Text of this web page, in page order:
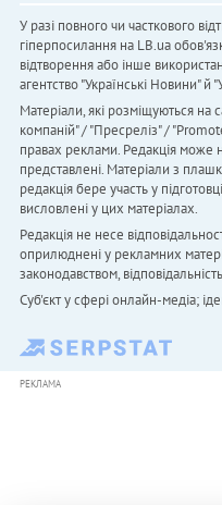
У разі повного чи часткового
гіперпосилання на LB.ua
відтворення або інше
агентство "Українськi Новини" й
Матеріали, які розміщуються на
компаній" / "Пресреліз" /
правах реклами. Редакція може
представлені. Матеріали з
редакція бере участь у
висловлені у цих матеріалах.
Редакція не несе
оприлюднені у рекламних
законодавством,
Cуб'єкт у сфері онлайн-медіа;
РЕКЛАМА